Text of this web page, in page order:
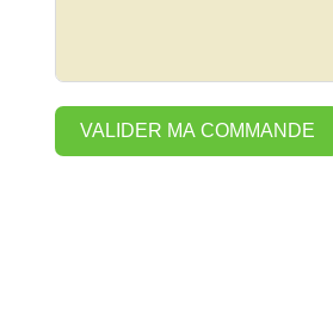
VALIDER MA COMMANDE